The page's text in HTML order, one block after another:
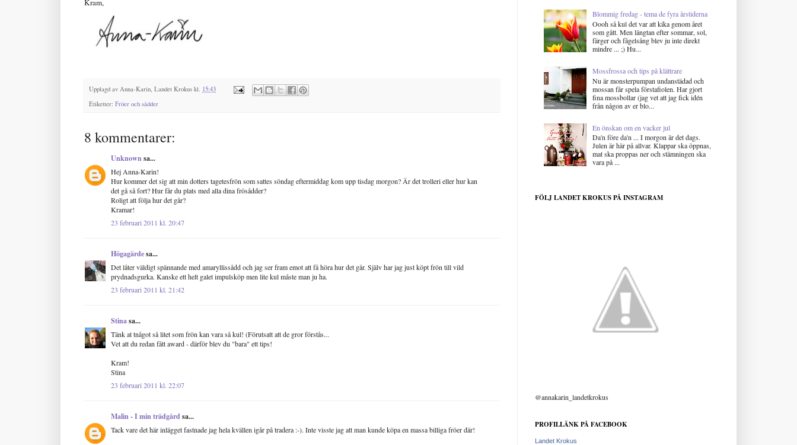
Kram,
Upplagd av Anna-Karin, Landet Krokus kl. 15:43
Etiketter: Fröer och sådder
8 kommentarer:
Unknownsa...
Hej Anna-Karin!
Hur kommer det sig att min dotters tagetesfrön som sattes söndag eftermiddag kom upp tisdag morgon? Är det trolleri eller hur kan
det gå så fort? Hur får du plats med alla dina frösådder?
Roligt att följa hur det går?
Kramar!
23 februari 2011 kl. 20:47
Högagärdesa...
Det låter väldigt spännande med amaryllissådd och jag ser fram emot att få höra hur det går. Själv har jag just köpt frön till vild
prydnadsgurka. Kanske ett helt galet impulsköp men lite kul måste man ju ha.
23 februari 2011 kl. 21:42
Stinasa...
Tänk at tnågot så litet som frön kan vara så kul! (Förutsatt att de gror förstås...
Vet att du redan fått award - därför blev du "bara" ett tips!
Kram!
Stina
23 februari 2011 kl. 22:07
Malin - I min trädgård sa...
Tack vare det här inlägget fastnade jag hela kvällen igår på tradera :-). Inte visste jag att man kunde köpa en massa billiga fröer där!
Blommig fredag - tema de fyra årstiderna
Oooh så kul det var att kika genom året
som gått. Men längtan efter sommar, sol,
färger och fågelsång blev ju inte direkt
mindre ... ;) Hu...
Mossfrossa och tips på klättrare
Nu är monsterpumpan undanstädad och
mossan får spela förstafiolen. Har gjort
fina mossbollar (jag vet att jag fick idén
från någon av er blo...
En önskan om en vacker jul
Da'n före da'n ... I morgon är det dags.
Julen är här på allvar. Klappar ska öppnas,
mat ska proppas ner och stämningen ska
vara på ...
FÖLJ LANDET KROKUS PÅ INSTAGRAM
@annakarin_landetkrokus
PROFILLÄNK PÅ FACEBOOK
Landet Krokus